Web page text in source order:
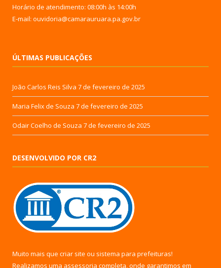
Horário de atendimento: 08:00h às 14:00h
E-mail: ouvidoria@camarauruara.pa.gov.br
ÚLTIMAS PUBLICAÇÕES
João Carlos Reis Silva 7 de fevereiro de 2025
Maria Felix de Souza 7 de fevereiro de 2025
Odair Coelho de Souza 7 de fevereiro de 2025
DESENVOLVIDO POR CR2
Muito mais que criar site ou sistema para prefeituras!
Realizamos uma assessoria completa, onde garantimos em